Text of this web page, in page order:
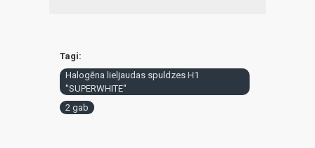
Tagi:
Halogēna lieljaudas spuldzes H1
"SUPERWHITE"
2 gab